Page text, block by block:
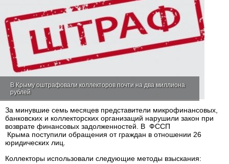
В Крыму оштрафовали коллекторов почти на два миллиона
рублей
За минувшие семь месяцев представители микрофинансовых,
банковских и коллекторских организаций нарушили закон при
возврате финансовых задолженностей. В ФССП
Крыма поступили обращения от граждан в отношении 26
юридических лиц.
Коллекторы использовали следующие методы взыскания: